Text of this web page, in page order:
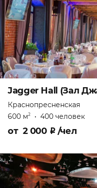
Jagger Hall (Зал
Краснопресненская
600 м2 • 400 человек
от 2 000 ₽ /чел